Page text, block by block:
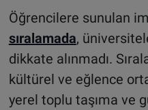
Öğrencilere sunulan
sıralamada,
dikkate alınmadı.
kültürel ve eğlence
yerel toplu taşıma ve